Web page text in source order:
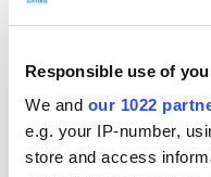
Responsible use of
We and our 1022
e.g. your IP-number,
store and access
売上分析
設定
ハードウェア
支払い